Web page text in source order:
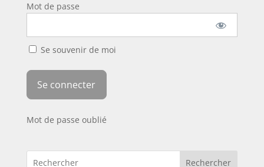
Mot de passe
Se souvenir de moi
Mot de passe oublié
Rechercher